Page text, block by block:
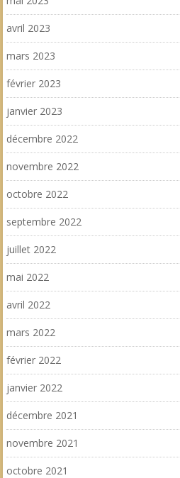
avril 2023
mars 2023
février 2023
janvier 2023
décembre 2022
novembre 2022
octobre 2022
septembre 2022
juillet 2022
mai 2022
avril 2022
mars 2022
février 2022
janvier 2022
décembre 2021
novembre 2021
octobre 2021